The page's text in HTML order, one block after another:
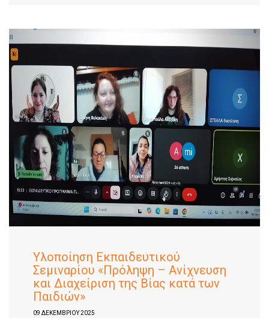
Υλοποίηση Εκπαιδευτικού
Σεμιναρίου «Πρόληψη – Ανίχνευση
και Διαχείριση της Βίας κατά των
Παιδιών»
09 ΔΕΚΕΜΒΡΊΟΥ 2025